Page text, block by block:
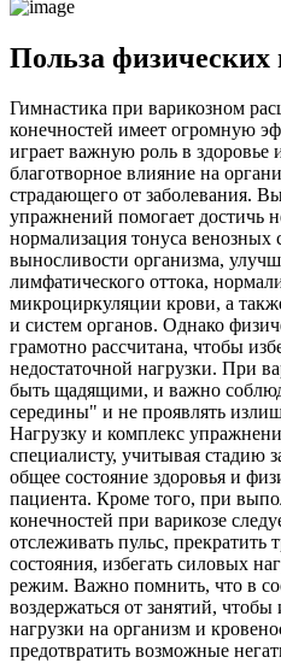
Польза физических
Гимнастика при варикозном
конечностей имеет огромную
играет важную роль в здоровье
благотворное влияние на
страдающего от заболевания.
упражнений помогает достичь
нормализация тонуса
выносливости организма,
лимфатического оттока,
микроциркуляции крови, а
и систем органов. Однако
грамотно рассчитана, чтобы
недостаточной нагрузки. При
быть щадящими, и важно
середины" и не проявлять
Нагрузку и комплекс
специалисту, учитывая стадию
общее состояние здоровья и
пациента. Кроме того, при
конечностей при варикозе
отслеживать пульс,
состояния, избегать силовых
режим. Важно помнить, что в
воздержаться от занятий, чтобы
нагрузки на организм и
предотвратить возможные